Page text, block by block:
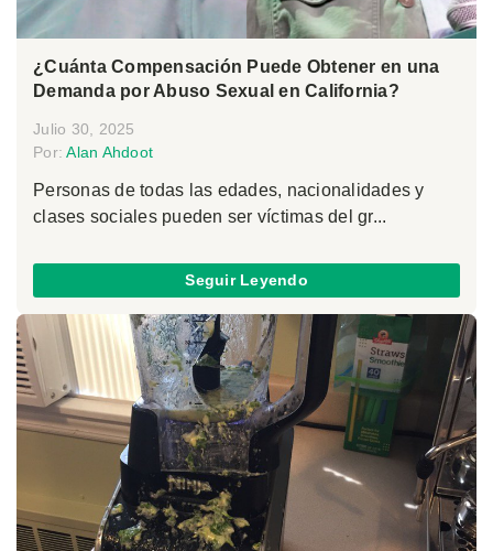
¿Cuánta Compensación Puede Obtener en una
Demanda por Abuso Sexual en California?
Julio 30, 2025
Por:Alan Ahdoot
Personas de todas las edades, nacionalidades y
clases sociales pueden ser víctimas del gr...
Seguir Leyendo